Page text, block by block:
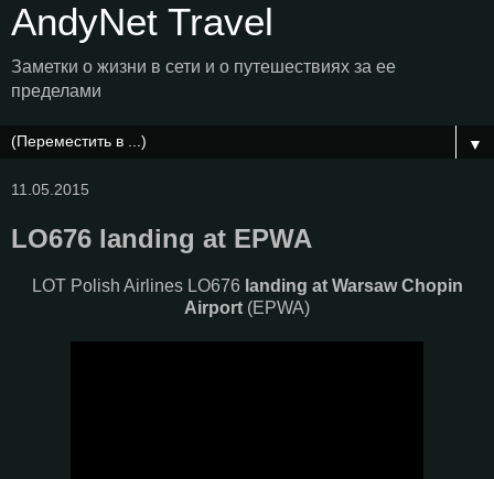
AndyNet Travel
Заметки о жизни в сети и о путешествиях за ее
пределами
▼
11.05.2015
LO676 landing at EPWA
LOT Polish Airlines LO676 landing at Warsaw Chopin
Airport (EPWA)